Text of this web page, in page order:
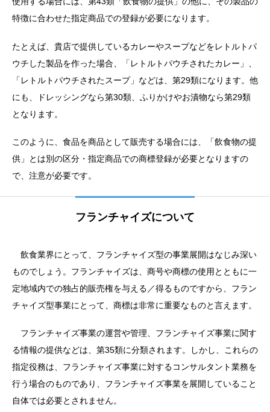
特徴に合わせた指定商品での登録が必要になります。
たとえば、貴店で提供しているカレーやスープなどをレトルトパ
ウチした製品を作った場合、「レトルトパウチされたカレー」、
「レトルトパウチされたスープ」などは、第29類になります。他
にも、ドレッシングなら第30類、ふりかけやお漬物なら第29類
となります。
このように、食品を商品として販売する場合には、「飲食物の提
供」とは別の区分・指定商品での商標登録が必要となりますの
で、注意が必要です。
フランチャイズについて
飲食業界にとって、フランチャイズ型の事業展開はなじみ深い
ものでしょう。フランチャイズは、商号や商標の使用とともに一
定地域内での独占的販売権を与える／得るものですから、フラン
チャイズ型事業にとって、商標は非常に重要なものと言えます。
フランチャイズ事業の運営や管理、フランチャイズ事業に関す
る情報の提供などは、第35類に分類されます。しかし、これらの
指定役務は、フランチャイズ事業に対するコンサルタント業務を
行う場合のものであり、フランチャイズ事業を展開していること
自体では必要とされません。